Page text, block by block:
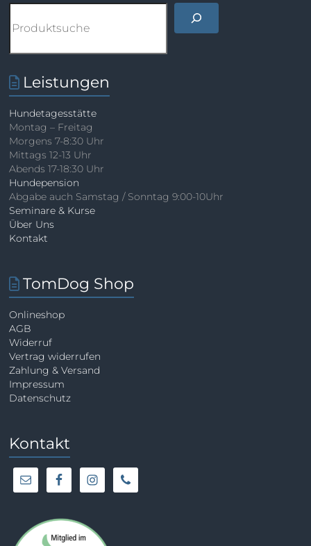
Leistungen
Hundetagesstätte
Montag – Freitag
Morgens 7-8:30 Uhr
Mittags 12-13 Uhr
Abends 17-18:30 Uhr
Hundepension
Abgabe auch Samstag / Sonntag 9:00-10Uhr
Seminare & Kurse
Über Uns
Kontakt
TomDog Shop
Onlineshop
AGB
Widerruf
Vertrag widerrufen
Zahlung & Versand
Impressum
Datenschutz
Kontakt